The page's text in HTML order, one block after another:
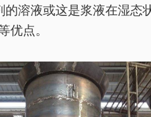
溶液或这是浆液在湿态
优点。